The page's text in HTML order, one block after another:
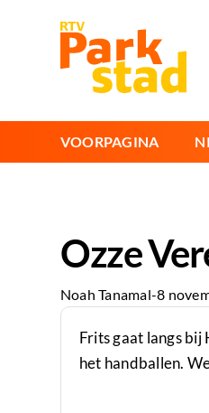
VOORPAGINA
Ozze
Noah Tanamal-8
Frits gaat langs
het handballen.